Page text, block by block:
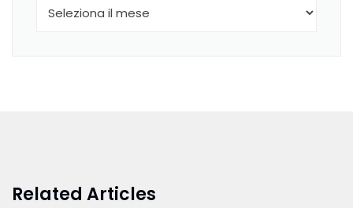
Related Articles